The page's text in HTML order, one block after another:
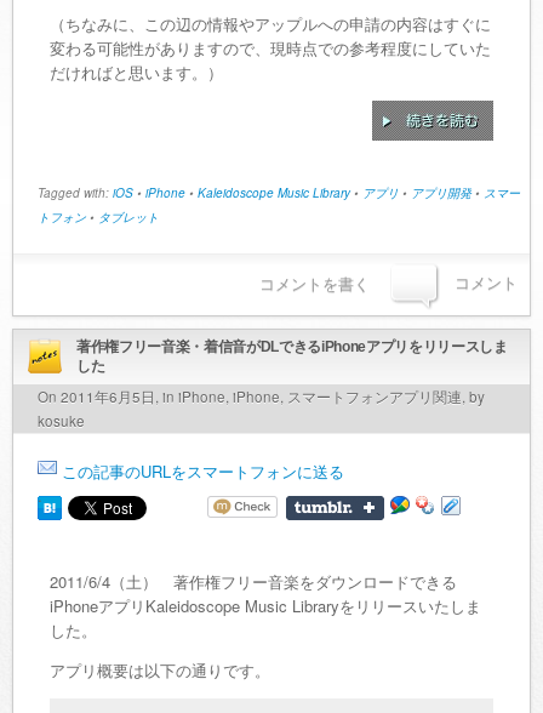
（ちなみに、この辺の情報やアップルへの申請の内容はすぐに
変わる可能性がありますので、現時点での参考程度にしていた
だければと思います。）
Tagged with: iOS • iPhone • Kaleidoscope Music Library• アプリ • アプリ開発• スマー
トフォン • タブレット
コメント
コメントを書く
著作権フリー音楽・着信音がDLできるiPhoneアプリをリリースしま
した
On 2011年6月5日, in iPhone, iPhone, スマートフォンアプリ関連, by
kosuke
この記事のURLをスマートフォンに送る
2011/6/4（土） 著作権フリー音楽をダウンロードできる
iPhoneアプリKaleidoscope Music Libraryをリリースいたしま
した。
アプリ概要は以下の通りです。